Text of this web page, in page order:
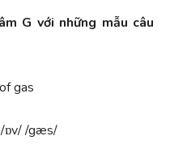
G với những mẫu câu
gas
/ɒv/ /gæs/